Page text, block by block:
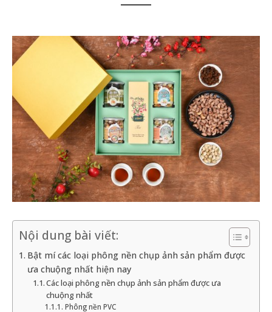
Nội dung bài viết:
Bật mí các loại phông nền chụp ảnh sản phẩm được
ưa chuộng nhất hiện nay
Các loại phông nền chụp ảnh sản phẩm được ưa
chuộng nhất
Phông nền PVC